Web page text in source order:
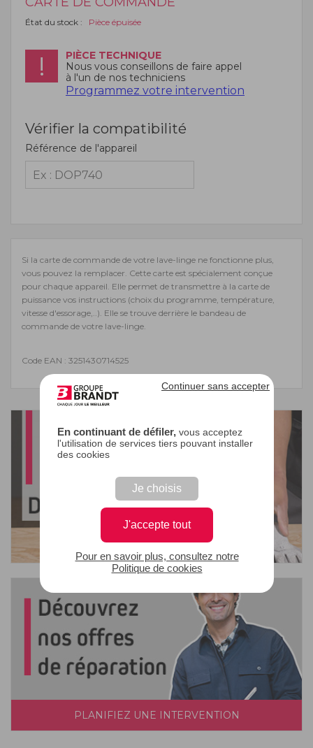
En continuant de défiler,vous acceptez
l'utilisation de services tiers pouvant installer
des cookies
Je choisis
J'accepte tout
Continuer sans accepter
Pour en savoir plus, consultez notre
Politique de cookies
État du stock : Pièce épuisée
PIÈCE TECHNIQUE
Nous vous conseillons de faire appel
à l'un de nos techniciens
Programmez votre intervention
Vérifier la compatibilité
Référence de l'appareil
Si la carte de commande de votre lave-linge ne fonctionne plus,
vous pouvez la remplacer. Cette carte est spécialement conçue
pour chaque appareil. Elle permet de transmettre à la carte de
puissance vos instructions (choix du programme, température,
vitesse d'essorage,..). Elle se trouve derrière le bandeau de
commande de votre lave-linge.
Code EAN : 3251430714525
PLANIFIEZ UNE INTERVENTION